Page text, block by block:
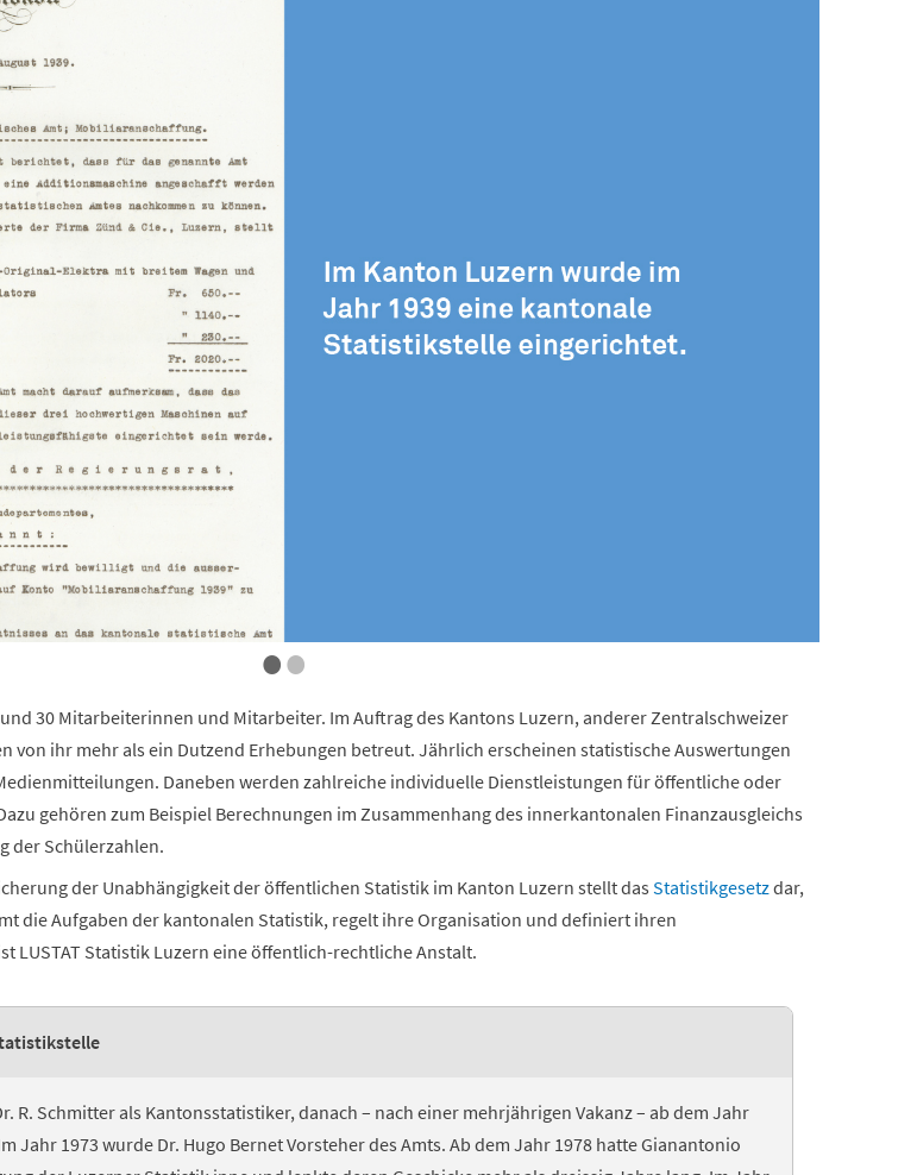
••
30 Mitarbeiterinnen und Mitarbeiter. Im Auftrag des Kantons Luzern, anderer Zentralschweizer
von ihr mehr als ein Dutzend Erhebungen betreut. Jährlich erscheinen statistische Auswertungen
Daneben werden zahlreiche individuelle Dienstleistungen für öffentliche oder
gehören zum Beispiel Berechnungen im Zusammenhang des innerkantonalen Finanzausgleichs
der Schülerzahlen.
der Unabhängigkeit der öffentlichen Statistik im Kanton Luzern stellt dasStatistikgesetzdar,
die Aufgaben der kantonalen Statistik, regelt ihre Organisation und definiert ihren
LUSTAT Statistik Luzern eine öffentlich-rechtliche Anstalt.
R. Schmitter als Kantonsstatistiker, danach – nach einer mehrjährigen Vakanz – ab dem Jahr
Jahr 1973 wurde Dr. Hugo Bernet Vorsteher des Amts. Ab dem Jahr 1978 hatte Gianantonio